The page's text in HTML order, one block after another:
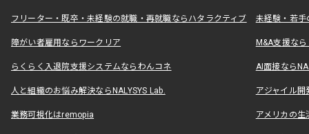
フリーター・既卒・未経験の就職・再就職ならハタラクティブ 未経験・若手
障がい者雇用ならワークリア M&A支援な
らくらく入退院支援システムならわんコネ AI面接なら
人と組織のお悩み解決ならNALYSYS Lab. アジャイル
業務可視化はremopia アメリカの